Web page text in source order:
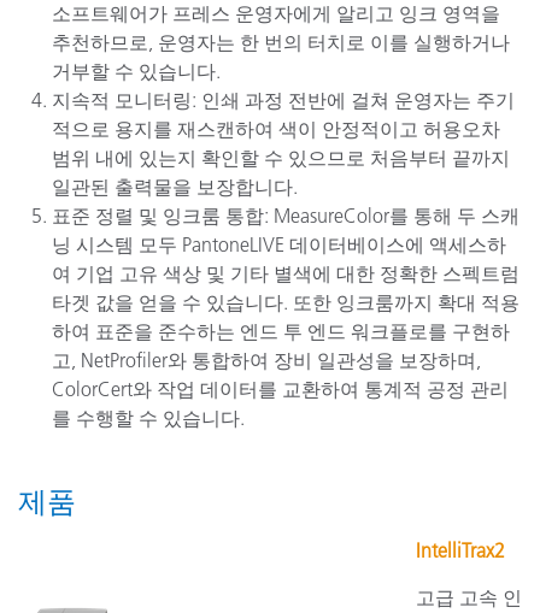
소프트웨어가 프레스 운영자에게 알리고 잉크 영역을
추천하므로, 운영자는 한 번의 터치로 이를 실행하거나
거부할 수 있습니다.
지속적 모니터링: 인쇄 과정 전반에 걸쳐 운영자는 주기
적으로 용지를 재스캔하여 색이 안정적이고 허용오차
범위 내에 있는지 확인할 수 있으므로 처음부터 끝까지
일관된 출력물을 보장합니다.
표준 정렬 및 잉크룸 통합: MeasureColor를 통해 두 스캐
닝 시스템 모두 PantoneLIVE 데이터베이스에 액세스하
여 기업 고유 색상 및 기타 별색에 대한 정확한 스펙트럼
타겟 값을 얻을 수 있습니다. 또한 잉크룸까지 확대 적용
하여 표준을 준수하는 엔드 투 엔드 워크플로를 구현하
고, NetProfiler와 통합하여 장비 일관성을 보장하며,
ColorCert와 작업 데이터를 교환하여 통계적 공정 관리
를 수행할 수 있습니다.
제품
IntelliTrax2
고급 고속 인